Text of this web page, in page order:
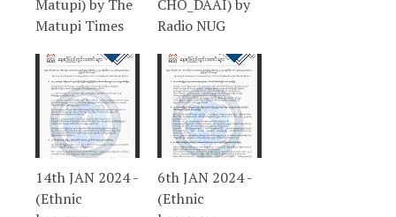
Matupi) by The
Matupi Times
CHO_DAAI) by
Radio NUG
14th JAN 2024 -
(Ethnic
6th JAN 2024 -
(Ethnic